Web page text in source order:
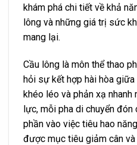
khám phá chi tiết về khả
lông và những giá trị sức
mang lại.
Cầu lông là môn thể thao
hỏi sự kết hợp hài hòa
khéo léo và phản xạ nhanh
lực, mỗi pha di chuyển
phần vào việc tiêu hao
được mục tiêu giảm cân